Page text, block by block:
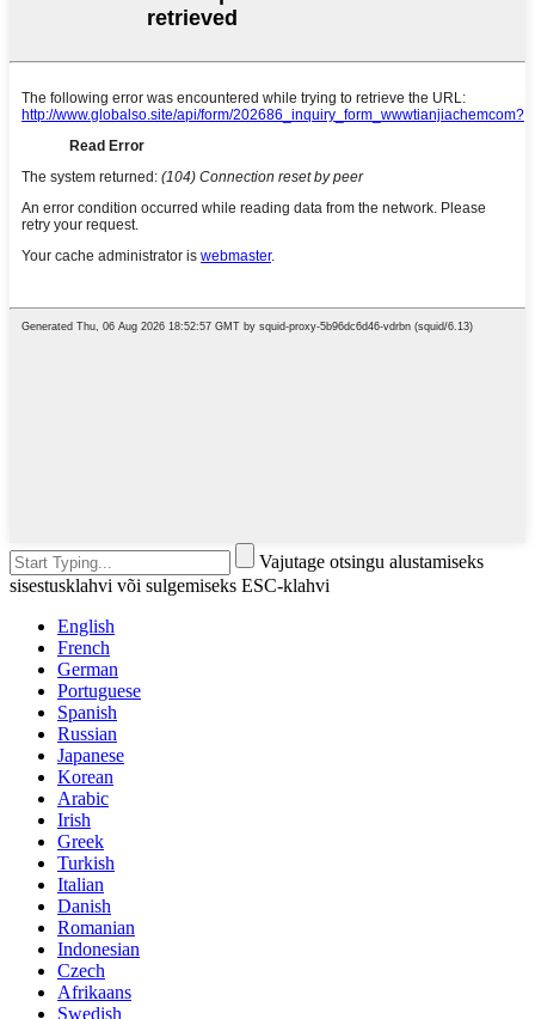
Vajutage otsingu alustamiseks
sisestusklahvi või sulgemiseks ESC-klahvi
English
French
German
Portuguese
Spanish
Russian
Japanese
Korean
Arabic
Irish
Greek
Turkish
Italian
Danish
Romanian
Indonesian
Czech
Afrikaans
Swedish